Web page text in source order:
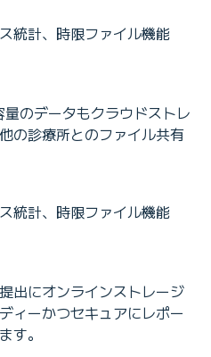
統計、時限ファイル機能
のデータもクラウドストレ
の診療所とのファイル共有
統計、時限ファイル機能
出にオンラインストレージ
ィーかつセキュアにレポー
す。